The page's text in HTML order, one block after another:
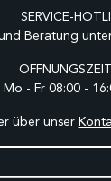
SERVICE-
Beratung
Mo - Fr 08:00 -
über unser